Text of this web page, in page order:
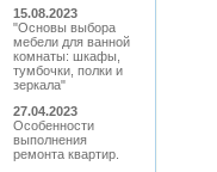
15.08.2023
"Основы выбора
мебели для ванной
комнаты: шкафы,
тумбочки, полки и
зеркала"
27.04.2023
Особенности
выполнения
ремонта квартир.